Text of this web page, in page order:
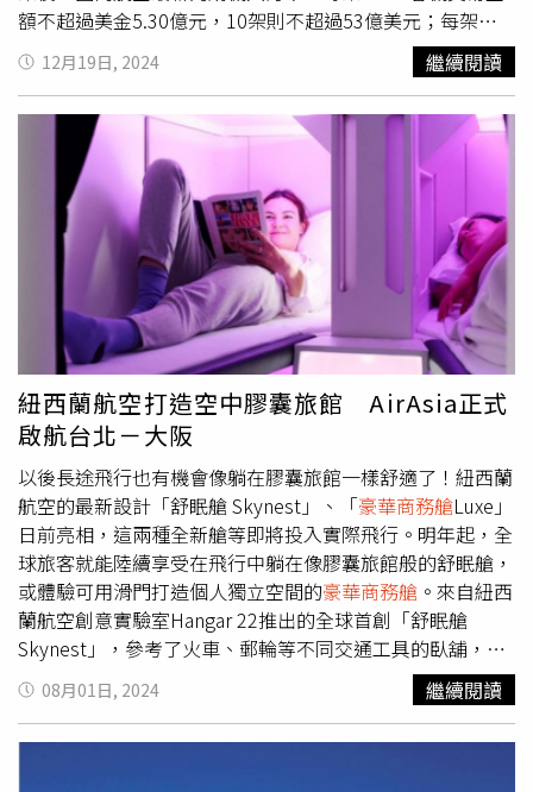
售罄！每房都配有「專屬管家」，可隨時提供貼心服務，旅
客還可於第6節「餐廳車廂」享受美饌，包括世界百大名廚
米田肇監製的「HAJIME」西式料理，及以獨特京料理為烹
飪方式的頂級和食「菊乃井」。可樂旅遊獨家包下今年
11/24出發列車，規劃限量「曙光瑞風號專列6日頂級之
旅」，並提供機場至住家來回專車接送，全程搭乘 豪華商務
並提供雙領隊服務。除可下榻瑞風號，另也安排入住京都
五星飯店、享用當地特色料理，即日起正式開賣。「東北
（TOHOKU）EMOTION列車」被稱為「日本最美移動餐
廳」。（圖／可樂旅遊提供）可樂旅遊規劃「伊予灘物語
號-道後編」5日行程，提供精緻下午茶點、入住著名道後溫
泉飯店。（圖／JR四國提供）另外擁有「日本最美移動餐
廳」美稱的「東北（TOHOKU）EMOTION列車」，行駛於
青森縣八戶站至岩手縣久慈站，去程「八戶站」至「久慈
站」特別與日式、西式名廚合作，嚴選在地食材依季節更新
菜單；回程則有原創下午茶甜點，可品飲熱茶或青森蘋果
汁，搭配窗外山海交織的絕景。可樂旅遊特別包列推出5至6
日行程，可搭乘列車享受奧入瀨溪芬多精，行駛至岩手縣
時，還可搭乘「淨土之濱」遊覽船，並安排入住星野度假
村、溫泉百選飯店。另外還有駛於「松山站」至「八幡濱
站」間的日本人氣列車JR四國觀光列車「伊予灘物語
號」，3個不同發車點可欣賞到截然不同的景致，分別為橘
紅晚霞的「道後編」、日光於大海閃耀的「雙海編」及迎接
伊予灘朝陽的「大洲編」。可樂旅遊規劃「伊予灘物語號-
道後編」5日行程，可深度探訪四國名勝金刀比羅宮、松山
城等，搭乘大小步危峽谷遊覽船等，目前僅剩6／4出發一
額不超過美金5.30億元，10架則不超過53億美元；每架
A350-1000客機交易金額不超過美金4.48億元，10架則不超
過44.8億美元；每架777-8F貨機交易金額不超過美金5.19億
元，4架則不超過20.19億美元。整體24架購機經費約不超
過118.56億美元。華航今天收盤股價26.10元，下跌0.25
元，跌幅達0.95％。華航表示，自 2023 年 11 月起，因應
客貨機隊運能銜接與航網發展需求，即展開整體評估，並自
2024 年 2 月起，延攬卓具國際權威及航空專業之顧問團
隊，針對各項航機安全、技術與效益進行深入研究，並與製
造商完成多輪協商與議價，依據最終報價以及效益分析，完
成新機引進計畫。華航今日召開董事會，通過 20 架旗艦廣
體客機引進計畫，包括 10 架 A350-1000，搭配勞斯萊斯
Trent XWB-97 發動機，以及 10 架 777-9 客機，搭配奇異
GE9X 發動機。新機隊將延續豪華商務艙
、豪華經濟艙及經
濟艙三艙等配置，不僅帶來更佳寬敞、舒服及安靜的飛行環
境，亦將提供更多的豪華商務艙
的電子窗簾設備，提供卓越的遮光效果；777-9 則擁有更高
的天花穹頂設計，優化的機艙空氣系統及動態 LED 情境燈
光，將帶給旅客前所未有的嶄新體驗，也能讓長途旅行更加
放鬆舒適。貨機機隊方面，華航洞察貨運市場脈動，新購 4
架 777-8F 貨機將與現役777F 主力機隊共同營運。新一代
777-8F 貨機擁有與 777F 機隊相同的貨艙規格，在營運及調
度上具有更靈活的優勢，有利貨運人員作業效率，並有效降
低貨物碰撞的風險。營運航程與貨品酬載的提升，發揮整合
機隊的綜效優勢，助益華航貨運動能。新航機優異的節油效
益表現，預估可較前一代機型減少約 25% 燃油消耗與碳排
12月19日, 2024 繼續閱讀
紐西蘭航空打造空中膠囊旅館 AirAsia正式
啟航台北－大阪
以後長途飛行也有機會像躺在膠囊旅館一樣舒適了！紐西蘭
航空的最新設計「舒眠艙 Skynest」、「豪華商務艙Luxe」
日前亮相，這兩種全新艙等即將投入實際飛行。明年起，全
球旅客就能陸續享受在飛行中躺在像膠囊旅館般的舒眠艙，
或體驗可用滑門打造個人獨立空間的豪華商務艙 。來自紐西
蘭航空創意實驗室Hangar 22推出的全球首創「舒眠艙
Skynest」，參考了火車、郵輪等不同交通工具的臥舖，也
參考了膠囊旅館等多元住宿空間，打造了獨一無二的空中睡
床，讓經濟艙旅客能透過加購方案，取得數小時躺在宛如膠
囊旅館中的機會；2025年開始，在升級的波音787機型中則
08月01日, 2024 繼續閱讀